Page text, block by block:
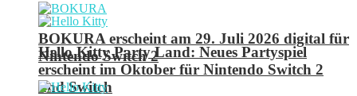
Hello Kitty Party Land: Neues Partyspiel
erscheint im Oktober für Nintendo Switch 2
und Switch
BOKURA erscheint am 29. Juli 2026 digital für
Nintendo Switch 2